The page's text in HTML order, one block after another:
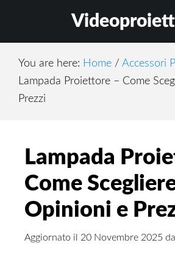
main
content
primary
sidebar
footer
You are here: Home / Accessori
Lampada Proiettore – Come
Prezzi
Lampada
Come
Opinioni e
Aggiornato il 20 Novembre 2025 da